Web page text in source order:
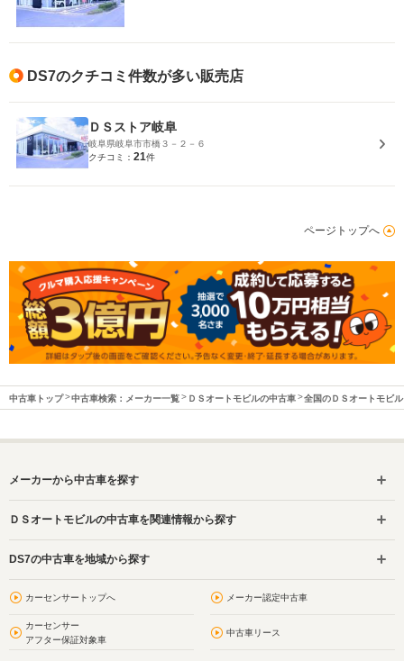
DS7のクチコミ件数が多い販売店
ＤＳストア岐阜
岐阜県岐阜市市橋３－２－６
クチコミ： 21件
ページトップへ
中古車トップ 中古車検索：メーカー一覧 ＤＳオートモビルの中古車 全国のＤＳオートモビル
メーカーから中古車を探す
ＤＳオートモビルの中古車を関連情報から探す
DS7の中古車を地域から探す
カーセンサートップへ メーカー認定中古車
カーセンサー
アフター保証対象車
中古車リース